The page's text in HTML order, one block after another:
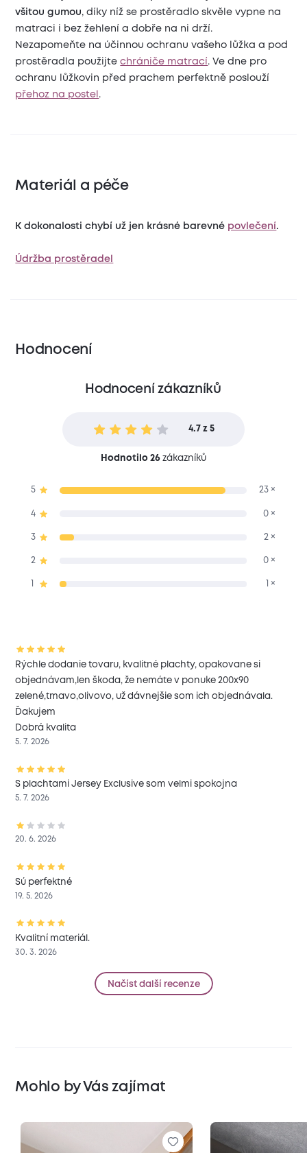
všitou gumou, díky níž se prostěradlo skvěle vypne na
matraci i bez žehlení a dobře na ni drží.
Nezapomeňte na účinnou ochranu vašeho lůžka a pod
prostěradla použijtechrániče matrací . Ve dne pro
ochranu lůžkovin před prachem perfektně poslouží
přehoz na postel .
Materiál a péče
K dokonalosti chybí už jen krásné barevné povlečení.
Údržba prostěradel
Hodnocení
Hodnocení zákazníků
4.7 z 5
Hodnotilo 26zákazníků
5 23 ×
4 0 ×
3 2 ×
2 0 ×
1 ×
Rýchle dodanie tovaru, kvalitné plachty, opakovane si
objednávam,len škoda, že nemáte v ponuke 200x90
zelené,tmavo,olivovo, už dávnejšie som ich objednávala.
Ďakujem
Dobrá kvalita
5. 7. 2026
S plachtami Jersey Exclusive som velmi spokojna
5. 7. 2026
20. 6. 2026
Sú perfektné
19. 5. 2026
Kvalitní materiál.
30. 3. 2026
Načíst další recenze
Mohlo by Vás zajímat